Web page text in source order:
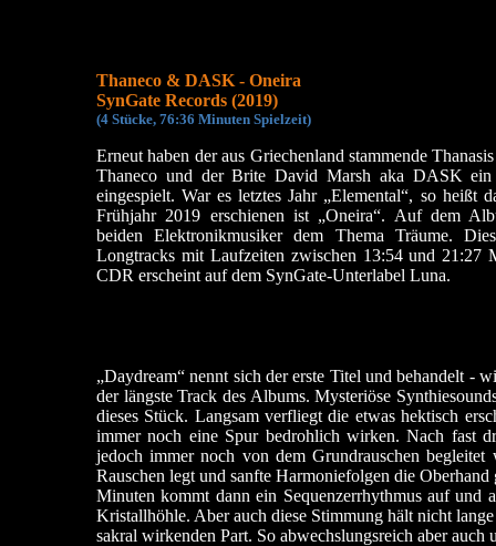
Thaneco & DASK - Oneira
SynGate Records (2019)
(4 Stücke, 76:36 Minuten Spielzeit)
Erneut haben der aus Griechenland stammende
Thaneco und der Brite David Marsh aka DASK ein
eingespielt. War es letztes Jahr „Elemental“, so heißt
Frühjahr 2019 erschienen ist „Oneira“. Auf dem
beiden Elektronikmusiker dem Thema Träume.
Longtracks mit Laufzeiten zwischen 13:54 und 21:27
CDR erscheint auf dem SynGate-Unterlabel Luna.
„Daydream“ nennt sich der erste Titel und behandelt -
der längste Track des Albums. Mysteriöse
dieses Stück. Langsam verfliegt die etwas hektisch
immer noch eine Spur bedrohlich wirken. Nach fast
jedoch immer noch von dem Grundrauschen
Rauschen legt und sanfte Harmoniefolgen die
Minuten kommt dann ein Sequenzerrhythmus auf
Kristallhöhle. Aber auch diese Stimmung hält nicht
sakral wirkenden Part. So abwechslungsreich aber